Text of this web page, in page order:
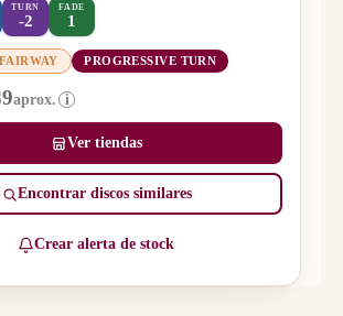
TURN
-2
FADE
1
PROGRESSIVE TURN
aprox. i
Ver tiendas
Encontrar discos similares
Crear alerta de stock